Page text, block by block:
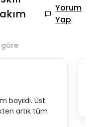
Yorum
Yap
göre
bayıldı. Üst
artık tüm